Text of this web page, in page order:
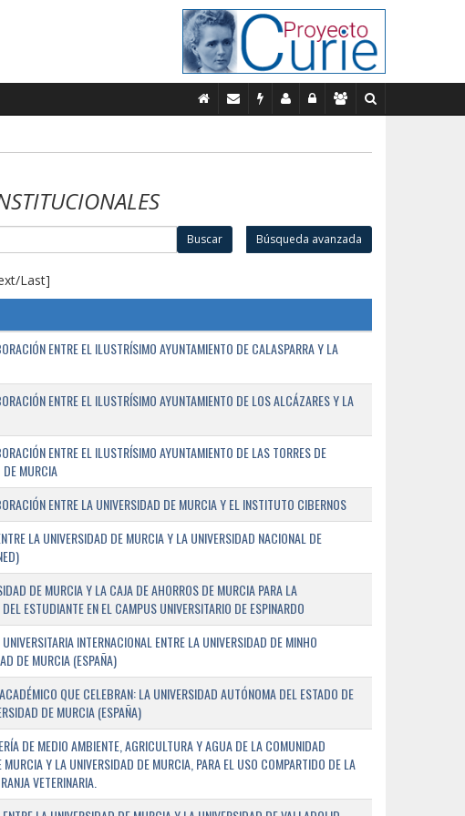
Buscar Búsqueda avanzada
Last]
ENTRE EL ILUSTRÍSIMO AYUNTAMIENTO DE CALASPARRA Y LA
ENTRE EL ILUSTRÍSIMO AYUNTAMIENTO DE LOS ALCÁZARES Y LA
ENTRE EL ILUSTRÍSIMO AYUNTAMIENTO DE LAS TORRES DE
MURCIA
ENTRE LA UNIVERSIDAD DE MURCIA Y EL INSTITUTO CIBERNOS
LA UNIVERSIDAD DE MURCIA Y LA UNIVERSIDAD NACIONAL DE
DE MURCIA Y LA CAJA DE AHORROS DE MURCIA PARA LA
ESTUDIANTE EN EL CAMPUS UNIVERSITARIO DE ESPINARDO
INTERNACIONAL ENTRE LA UNIVERSIDAD DE MINHO
DE MURCIA (ESPAÑA)
QUE CELEBRAN: LA UNIVERSIDAD AUTÓNOMA DEL ESTADO DE
DE MURCIA (ESPAÑA)
DE MEDIO AMBIENTE, AGRICULTURA Y AGUA DE LA COMUNIDAD
Y LA UNIVERSIDAD DE MURCIA, PARA EL USO COMPARTIDO DE LA
VETERINARIA.